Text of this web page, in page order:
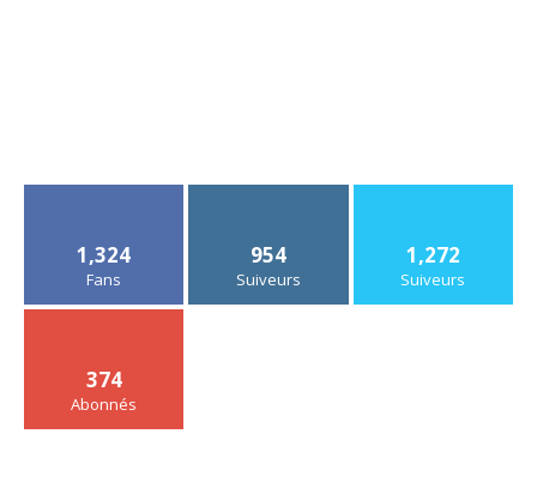
1,324
Fans
954
Suiveurs
1,272
Suiveurs
374
Abonnés